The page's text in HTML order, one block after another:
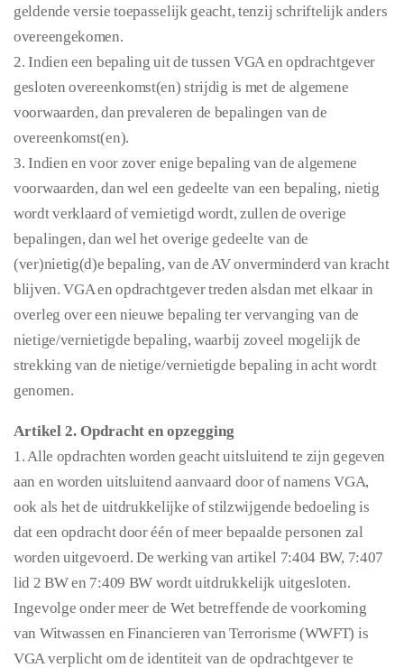
geldende versie toepasselijk geacht, tenzij schriftelijk anders
overeengekomen.
2. Indien een bepaling uit de tussen VGA en opdrachtgever
gesloten overeenkomst(en) strijdig is met de algemene
voorwaarden, dan prevaleren de bepalingen van de
overeenkomst(en).
3. Indien en voor zover enige bepaling van de algemene
voorwaarden, dan wel een gedeelte van een bepaling, nietig
wordt verklaard of vernietigd wordt, zullen de overige
bepalingen, dan wel het overige gedeelte van de
(ver)nietig(d)e bepaling, van de AV onverminderd van kracht
blijven. VGA en opdrachtgever treden alsdan met elkaar in
overleg over een nieuwe bepaling ter vervanging van de
nietige/vernietigde bepaling, waarbij zoveel mogelijk de
strekking van de nietige/vernietigde bepaling in acht wordt
genomen.
Artikel 2. Opdracht en opzegging
1. Alle opdrachten worden geacht uitsluitend te zijn gegeven
aan en worden uitsluitend aanvaard door of namens VGA,
ook als het de uitdrukkelijke of stilzwijgende bedoeling is
dat een opdracht door één of meer bepaalde personen zal
worden uitgevoerd. De werking van artikel 7:404 BW, 7:407
lid 2 BW en 7:409 BW wordt uitdrukkelijk uitgesloten.
Ingevolge onder meer de Wet betreffende de voorkoming
van Witwassen en Financieren van Terrorisme (WWFT) is
VGA verplicht om de identiteit van de opdrachtgever te